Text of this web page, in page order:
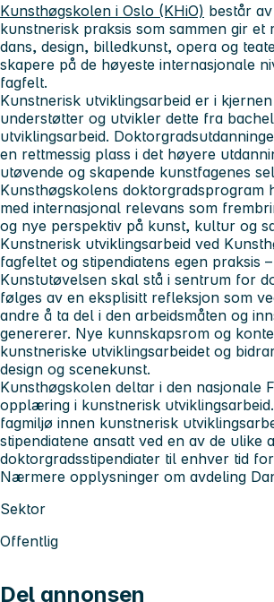
Kunsthøgskolen i Oslo (KHiO) består
kunstnerisk praksis som sammen gir
dans, design, billedkunst, opera og
skapere på de høyeste internasjonale
fagfelt.
Kunstnerisk utviklingsarbeid er i
understøtter og utvikler dette fra
utviklingsarbeid.
en rettmessig plass i det høyere
utøvende og skapende kunstfagenes
Kunsthøgskolens doktorgradsprogram
med internasjonal relevans som
og nye perspektiv på kunst, kultur og
Kunstnerisk utviklingsarbeid ved
fagfeltet og stipendiatens egen praksis
Kunstutøvelsen skal stå i sentrum for
følges av en eksplisitt refleksjon som
andre å ta del i den arbeidsmåten og
genererer. Nye kunnskapsrom og
kunstneriske utviklingsarbeidet og
design og scenekunst.
Kunsthøgskolen deltar i den nasjonale
opplæring i kunstnerisk
fagmiljø innen kunstnerisk
stipendiatene ansatt ved en av de
doktorgradsstipendiater til enhver tid
Nærmere opplysninger om avdeling
Sektor
Offentlig
Del annonsen